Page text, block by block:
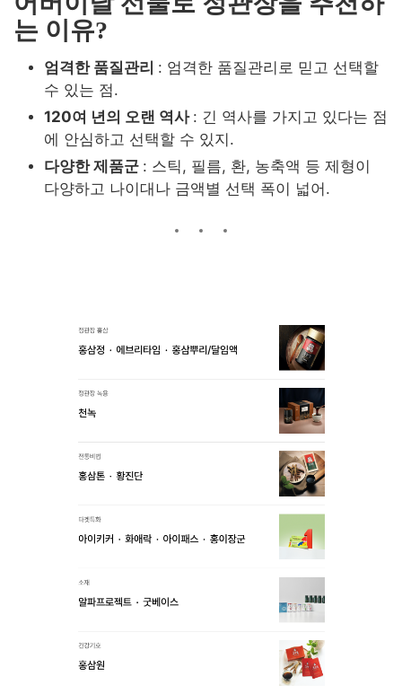
는 이유?
엄격한 품질관리 : 엄격한 품질관리로 믿고 선택할
수 있는 점.
120여 년의 오랜 역사 : 긴 역사를 가지고 있다는 점
에 안심하고 선택할 수 있지 .
다양한 제품군 : 스틱, 필름, 환, 농축액 등 제형이
다양하고 나이대나 금액별 선택 폭이 넓어 .